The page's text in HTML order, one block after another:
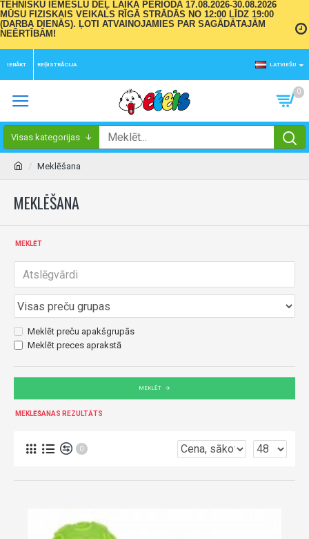
TEHNISKU IEMESLU DĒĻ LAIKA PERIODĀ 17.08.2026-30.08.2026
MŪSU FIZISKAIS VEIKALS RĪGĀ STRĀDĀS NO 12:00 LĪDZ 19:00
(DARBA DIENĀS). ĻOTI ATVAINOJAMIES PAR SAGĀDĀTAJĀM
NEĒRTĪBĀM!
IENĀKT REĢISTRĀCIJA LATVIEŠU
0
Visas kategorijas
Meklēšana
MEKLĒŠANA
MEKLĒT
Meklēt preču apakšgrupās
Meklēt preces aprakstā
MEKLĒT
MEKLĒŠANAS REZULTĀTS
0